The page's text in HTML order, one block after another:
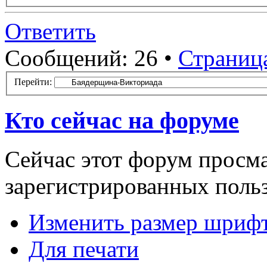
Ответить
Сообщений: 26 •
Перейти:
Кто сейчас на форуме
Сейчас этот форум
зарегистрированных
Изменить размер
Для печати